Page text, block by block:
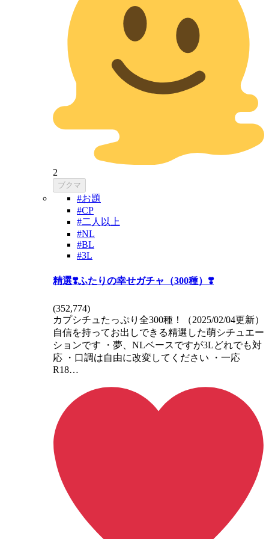
2
ブクマ
#お題
#CP
#二人以上
#NL
#BL
#3L
精選❣️ふたりの幸せガチャ（300種）❣️
(352,774)
カプシチュたっぷり全300種！（2025/02/04更新）
自信を持ってお出しできる精選した萌シチュエー
ションです ・夢、NLベースですが3Lどれでも対
応 ・口調は自由に改変してください ・一応
R18…